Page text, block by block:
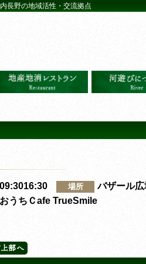
長野の地域活性・交流拠点
09:3016:30 場所 バザール
おうちＣafe TrueSmile